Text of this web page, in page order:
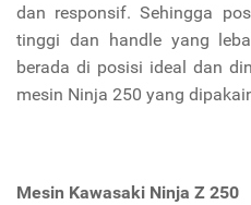
dan responsif. Sehingga
tinggi dan handle yang
berada di posisi ideal dan
mesin Ninja 250 yang
Mesin Kawasaki Ninja Z 250